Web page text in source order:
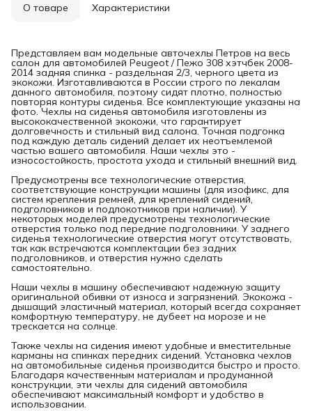
О товаре Характеристики
Представляем вам модельные авточехлы Петров на весь
салон для автомобилей Peugeot / Пежо 308 хэтчбек 2008-
2014 задняя спинка - раздельная 2/3, черного цвета из
экокожи. Изготавливаются в России строго по лекалам
данного автомобиля, поэтому сидят плотно, полностью
повторяя контуры сиденья. Все комплектующие указаны на
фото. Чехлы на сиденья автомобиля изготовлены из
высококачественной экокожи, что гарантирует
долговечность и стильный вид салона. Точная подгонка
под каждую деталь сидений делает их неотъемлемой
частью вашего автомобиля. Наши чехлы это -
износостойкость, простота ухода и стильный внешний вид.
Предусмотрены все технологические отверстия,
соответствующие конструкции машины (для изофикс, для
систем крепления ремней, для креплений сидений,
подголовников и подлокотников при наличии). У
некоторых моделей предусмотрены технологические
отверстия только под передние подголовники. У заднего
сиденья технологические отверстия могут отсутствовать,
так как встречаются комплектации без задних
подголовников, и отверстия нужно сделать
самостоятельно.
Наши чехлы в машину обеспечивают надежную защиту
оригинальной обивки от износа и загрязнений. Экокожа -
дышащий эластичный материал, который всегда сохраняет
комфортную температуру, не дубеет на морозе и не
трескается на солнце.
Также чехлы на сидения имеют удобные и вместительные
карманы на спинках передних сидений. Установка чехлов
на автомобильные сиденья производится быстро и просто.
Благодаря качественным материалам и продуманной
конструкции, эти чехлы для сидений автомобиля
обеспечивают максимальный комфорт и удобство в
использовании.